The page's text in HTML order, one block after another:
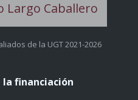
de la UGT 2021-2026
la financiación